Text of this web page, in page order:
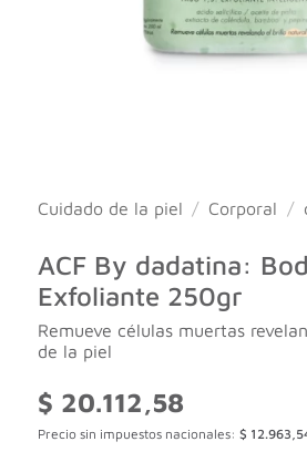
Cuidado de la piel / Corporal /
ACF By dadatina:
Exfoliante 250gr
Remueve células muertas
de la piel
$ 20.112,58
Precio sin impuestos nacionales: $